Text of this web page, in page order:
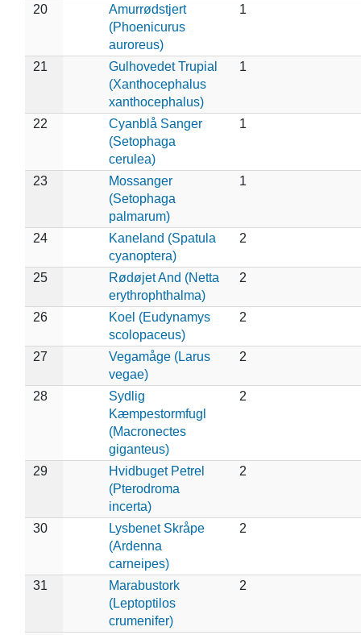
20
Amurrødstjert
(Phoenicurus
auroreus)
1
21
Gulhovedet Trupial
(Xanthocephalus
xanthocephalus)
1
22
Cyanblå Sanger
(Setophaga
cerulea)
1
23
Mossanger
(Setophaga
palmarum)
1
24
Kaneland (Spatula
cyanoptera)
2
25
Rødøjet And (Netta
erythrophthalma)
2
26
Koel (Eudynamys
scolopaceus)
2
27
Vegamåge (Larus
vegae)
2
28
Sydlig
Kæmpestormfugl
(Macronectes
giganteus)
2
29
Hvidbuget Petrel
(Pterodroma
incerta)
2
30
Lysbenet Skråpe
(Ardenna
carneipes)
2
31
Marabustork
(Leptoptilos
crumenifer)
2